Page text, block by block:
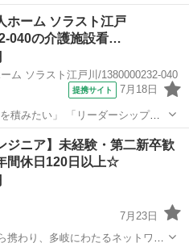
の作業の為 夏の暑さ・冬の寒さ・
ない現場環境 未経験者でも大丈
ホーム ソラスト江戸
040の介護施設看…
ム ソラスト江戸川/1380000232-040
提携サイト 7月18日
積みたい」 「リーダーシップを
い」 「今までの経験を活かし
そんな思いのアナタにおすすめ★
ジニア】未経験・第二新卒歓
間休日120日以上☆
7月23日
携わり、多岐にわたるネットワー